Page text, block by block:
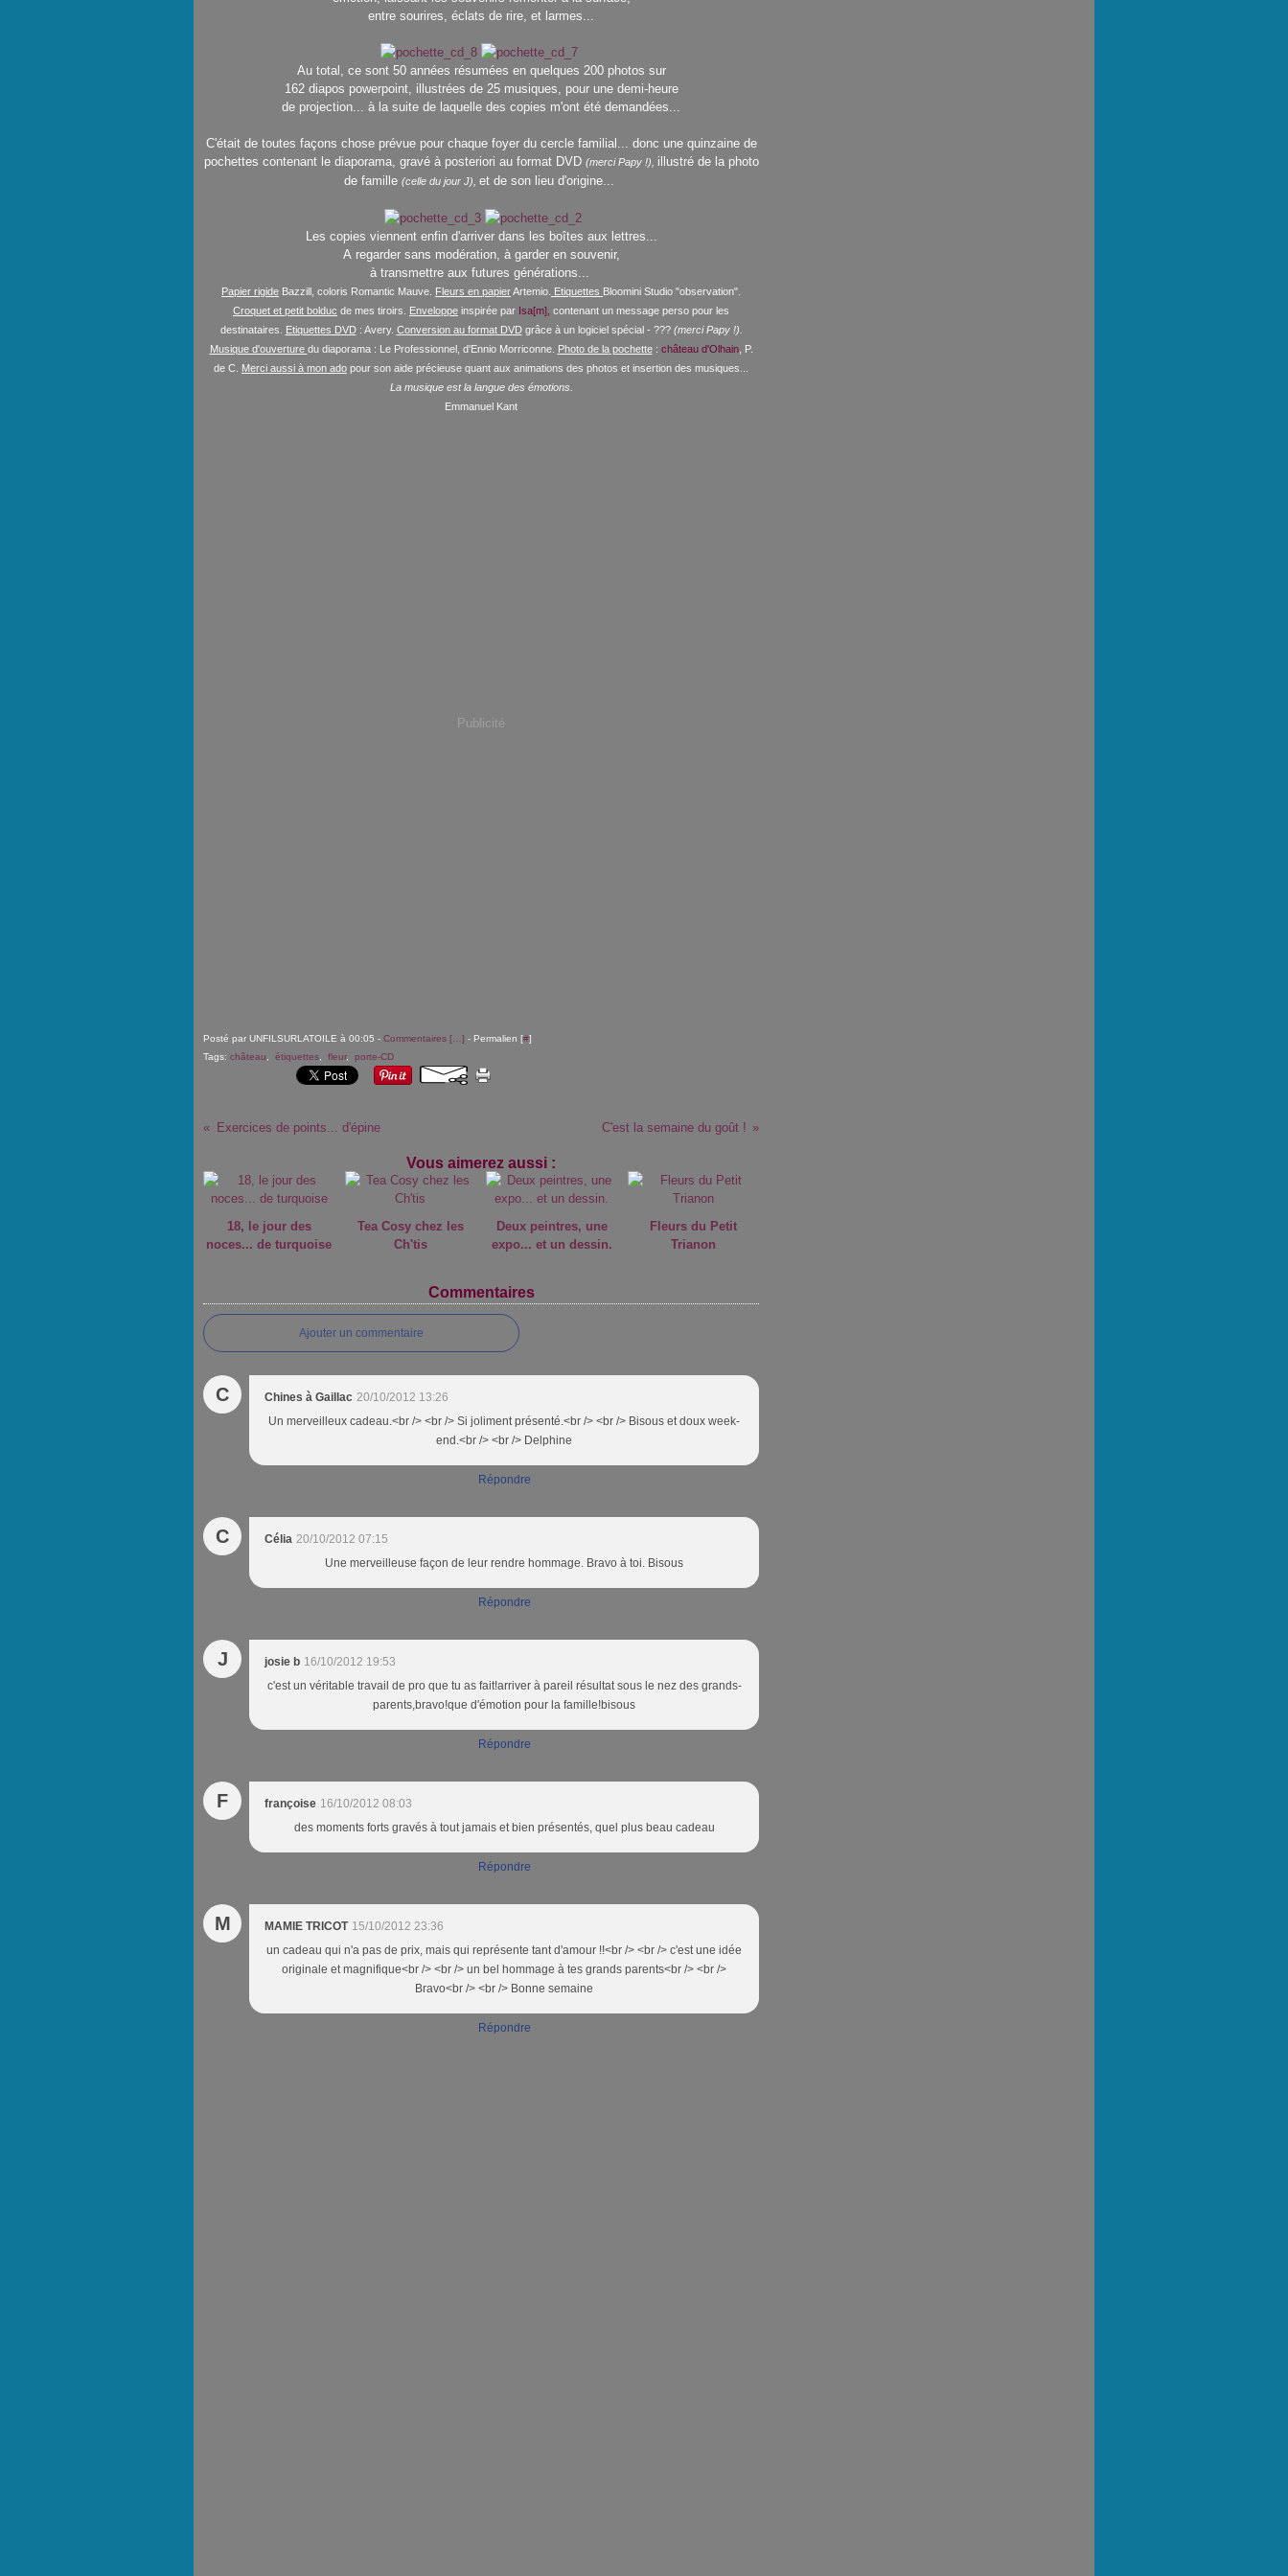
entre sourires, éclats de rire, et larmes...
Au total, ce sont 50 années résumées en quelques 200 photos sur
162 diapos powerpoint, illustrées de 25 musiques, pour une demi-heure
de projection... à la suite de laquelle des copies m'ont été demandées...
C'était de toutes façons chose prévue pour chaque foyer du cercle familial... donc une quinzaine de
pochettes contenant le diaporama, gravé à posteriori au format DVD (merci Papy !),
illustré de la photo
de famille (celle du jour J), et de son lieu d'origine...
Les copies viennent enfin d'arriver dans les boîtes aux lettres...
A regarder sans modération, à garder en souvenir,
à transmettre aux futures générations...
Papier rigide Bazzill, coloris Romantic Mauve. Fleurs en papierArtemio. Etiquettes Bloomini Studio "observation".
Croquet et petit bolduc de mes tiroirs. Enveloppe inspirée par Isa[m], contenant un message perso pour les
destinataires.
Etiquettes DVD: Avery. Conversion au format DVDgrâce à un logiciel spécial - ??? (merci Papy !).
Musique d'ouverture du diaporama : Le Professionnel, d'Ennio Morriconne. Photo de la pochette: château d'Olhain, P.
de C. Merci aussi à mon ado pour son aide précieuse quant aux animations des photos et insertion des musiques...
La musique est la langue des émotions.
Emmanuel Kant
Publicité
Posté par UNFILSURLATOILE à 00:05 - Commentaires [ ] - Permalien [#]
Tags: château étiquettes fleur, porte-CD
Exercices de points... d'épine C'est la semaine du goût !
Vous aimerez aussi :
18, le jour des
noces... de turquoise
Tea Cosy chez les
Ch'tis
Deux peintres, une
expo... et un dessin.
Fleurs du Petit
Trianon
Commentaires
Ajouter un commentaire
C Chines à Gaillac 20/10/2012 13:26
Un merveilleux cadeau.<br /> <br /> Si joliment présenté.<br /> <br /> Bisous et doux week-
end.<br /> <br /> Delphine
Répondre
C Célia 20/10/2012 07:15
Une merveilleuse façon de leur rendre hommage. Bravo à toi. Bisous
Répondre
J josie b 16/10/2012 19:53
c'est un véritable travail de pro que tu as fait!arriver à pareil résultat sous le nez des grands-
parents,bravo!que d'émotion pour la famille!bisous
Répondre
F françoise 16/10/2012 08:03
des moments forts gravés à tout jamais et bien présentés, quel plus beau cadeau
Répondre
M MAMIE TRICOT 15/10/2012 23:36
un cadeau qui n'a pas de prix, mais qui représente tant d'amour !!<br /> <br /> c'est une idée
originale et magnifique<br /> <br /> un bel hommage à tes grands parents<br /> <br />
Bravo<br /> <br /> Bonne semaine
Répondre